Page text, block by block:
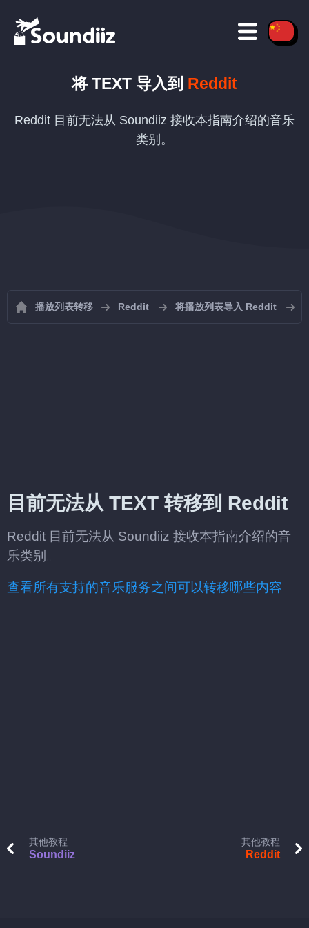
将 TEXT 导入到 Reddit
Reddit 目前无法从 Soundiiz 接收本指南介绍的音乐
类别。
播放列表转移 Reddit 将播放列表导入 Reddit
目前无法从 TEXT 转移到 Reddit
Reddit 目前无法从 Soundiiz 接收本指南介绍的音
乐类别。
查看所有支持的音乐服务之间可以转移哪些内容
其他教程
Soundiiz
其他教程
Reddit